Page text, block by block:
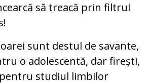
să treacă prin filtrul
sunt destul de savante,
o adolescentă, dar firești,
studiul limbilor